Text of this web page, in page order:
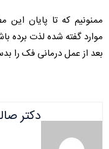
ممنونیم که تا پایان این
موارد گفته شده لذت برده
بعد از عمل درمانی فک را
دکتر